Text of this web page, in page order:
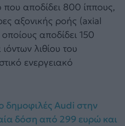
αποδίδει 800 ίππους,
αξονικής ροής (axial
αποδίδει 150
λιθίου του
ενεργειακό
δημοφιλές Audi στην
δόση από 299 ευρώ και